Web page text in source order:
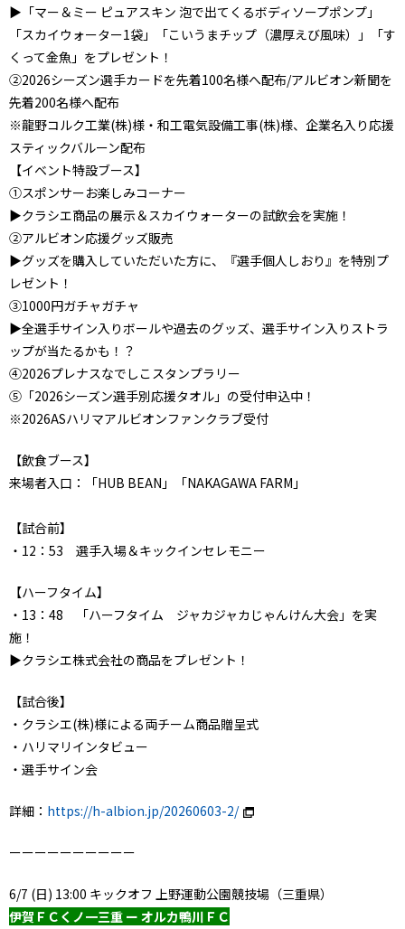
▶「マー＆ミー ピュアスキン 泡で出てくるボディソープポンプ」
「スカイウォーター1袋」「こいうまチップ（濃厚えび風味）」「す
くって金魚」をプレゼント！
②2026シーズン選手カードを先着100名様へ配布/アルビオン新聞を
先着200名様へ配布
※龍野コルク工業(株)様・和工電気設備工事(株)様、企業名入り応援
スティックバルーン配布
【イベント特設ブース】
①スポンサーお楽しみコーナー
▶クラシエ商品の展示＆スカイウォーターの試飲会を実施！
②アルビオン応援グッズ販売
▶グッズを購入していただいた方に、『選手個人しおり』を特別プ
レゼント！
③1000円ガチャガチャ
▶全選手サイン入りボールや過去のグッズ、選手サイン入りストラ
ップが当たるかも！？
④2026プレナスなでしこスタンプラリー
⑤「2026シーズン選手別応援タオル」の受付申込中！
※2026ASハリマアルビオンファンクラブ受付
【飲食ブース】
来場者入口：「HUB BEAN」「NAKAGAWA FARM」
【試合前】
・12：53 選手入場＆キックインセレモニー
【ハーフタイム】
・13：48 「ハーフタイム ジャカジャカじゃんけん大会」を実
施！
▶クラシエ株式会社の商品をプレゼント！
【試合後】
・クラシエ(株)様による両チーム商品贈呈式
・ハリマリインタビュー
・選手サイン会
詳細： https://h-albion.jp/20260603-2/
ーーーーーーーーーー
6/7 (日) 13:00 キックオフ 上野運動公園競技場（三重県）
伊賀ＦＣくノ一三重 ー オルカ鴨川ＦＣ